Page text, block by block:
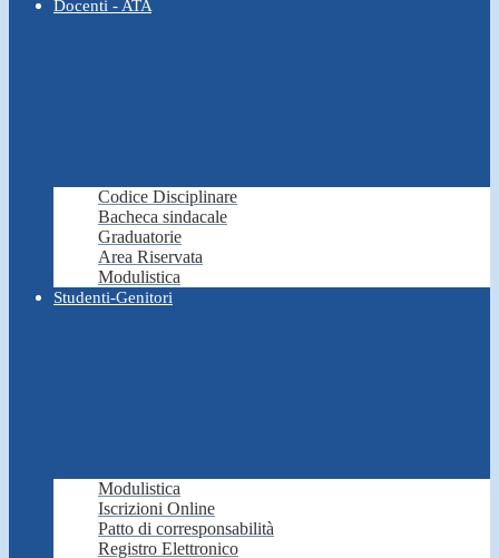
Docenti - ATA
Codice Disciplinare
Bacheca sindacale
Graduatorie
Area Riservata
Modulistica
Studenti-Genitori
Modulistica
Iscrizioni Online
Patto di corresponsabilità
Registro Elettronico